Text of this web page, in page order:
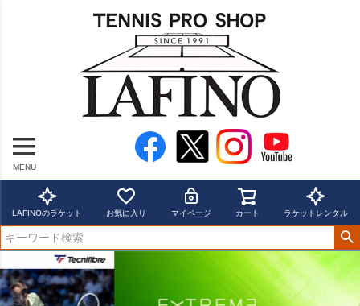
MENU
LAFINOのラケット お気に入り マイページ カート ラケットレンタル